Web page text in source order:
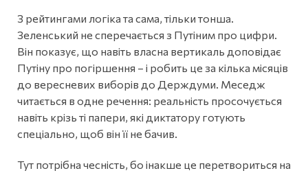
З рейтингами логіка та сама, тільки тонша.
Зеленський не сперечається з Путіним про цифри.
Він показує, що навіть власна вертикаль доповідає
Путіну про погіршення – і робить це за кілька місяців
до вересневих виборів до Держдуми. Меседж
читається в одне речення: реальність просочується
навіть крізь ті папери, які диктатору готують
спеціально, щоб він її не бачив.
Тут потрібна чесність, бо інакше це перетвориться на